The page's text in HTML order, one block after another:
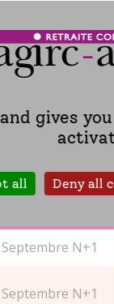
du départ
labellisées
Dates de
Données
Septembre N+1
Septembre N+1
gives
all Deny all